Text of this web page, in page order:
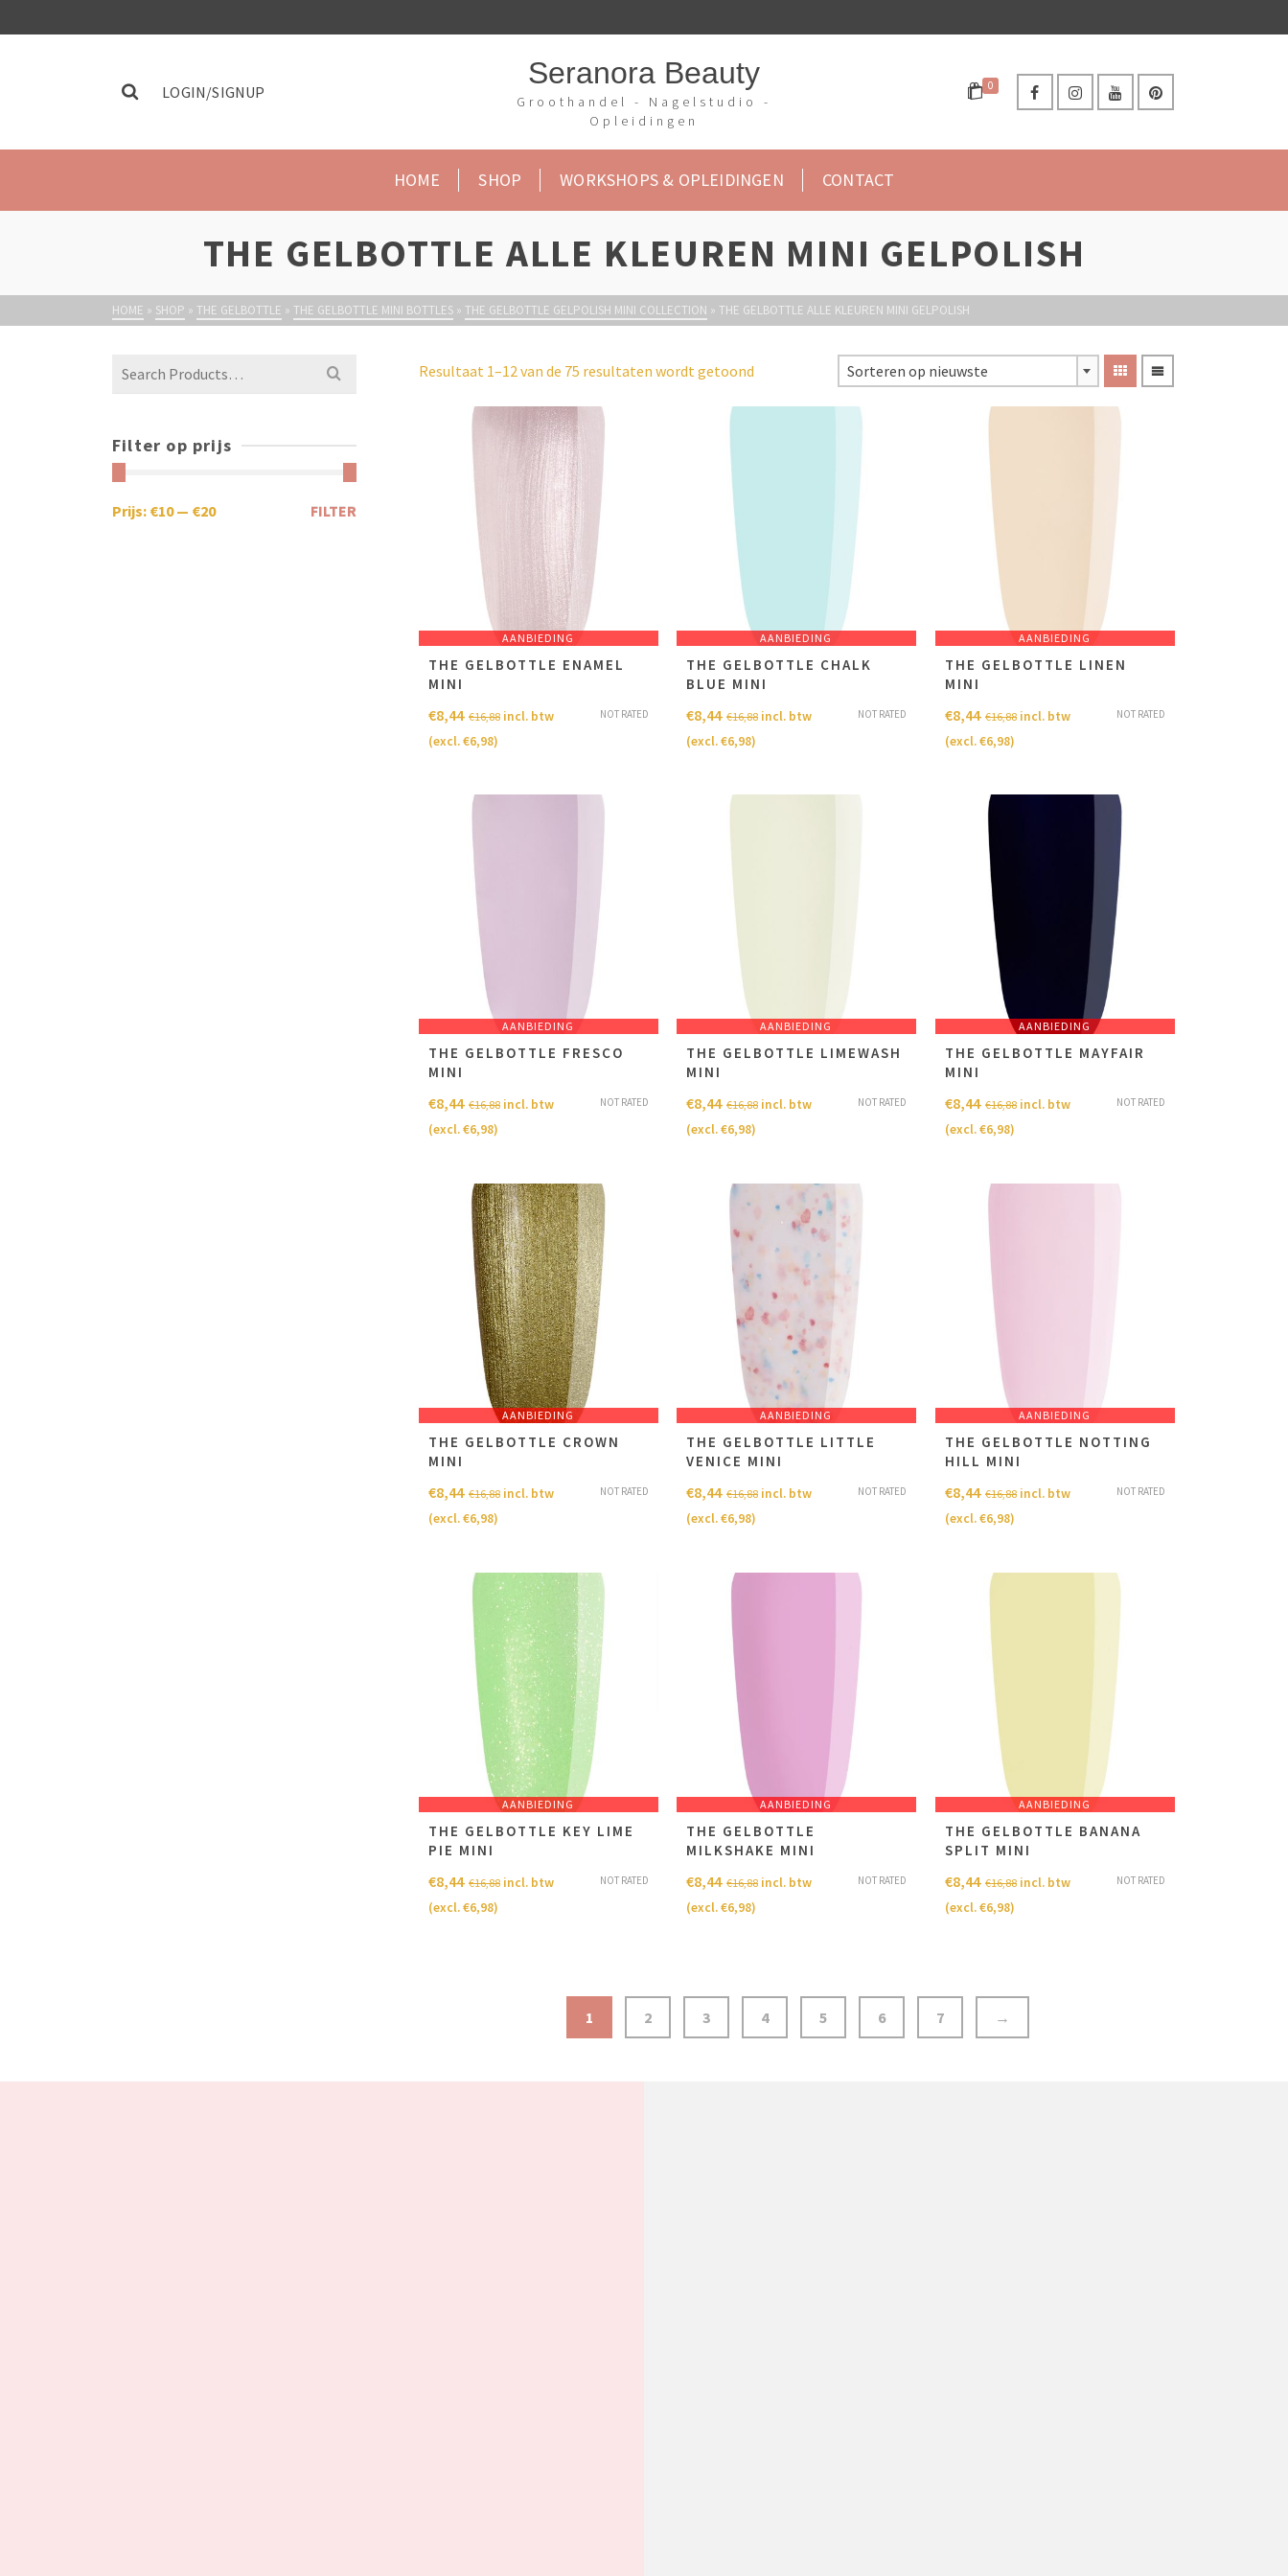
LOGIN/SIGNUP
Seranora Beauty
Groothandel - Nagelstudio -
Opleidingen
0
HOME SHOP WORKSHOPS & OPLEIDINGEN CONTACT
THE GELBOTTLE ALLE KLEUREN MINI GELPOLISH
HOME » SHOP » THE GELBOTTLE » THE GELBOTTLE MINI BOTTLES » THE GELBOTTLE GELPOLISH MINI COLLECTION » THE GELBOTTLE ALLE KLEUREN MINI GELPOLISH
Resultaat 1–12 van de 75 resultaten wordt getoond Sorteren op nieuwste
AANBIEDING
THE GELBOTTLE ENAMEL
MINI
NOT RATED
€16,88
€8,44
incl. btw
(excl.€6,98)
AANBIEDING
THE GELBOTTLE CHALK
BLUE MINI
NOT RATED
€16,88
€8,44
incl. btw
(excl.€6,98)
AANBIEDING
THE GELBOTTLE LINEN
MINI
NOT RATED
€16,88
€8,44
incl. btw
(excl.€6,98)
AANBIEDING
THE GELBOTTLE FRESCO
MINI
NOT RATED
€16,88
€8,44
incl. btw
(excl.€6,98)
AANBIEDING
THE GELBOTTLE LIMEWASH
MINI
NOT RATED
€16,88
€8,44
incl. btw
(excl.€6,98)
AANBIEDING
THE GELBOTTLE MAYFAIR
MINI
NOT RATED
€16,88
€8,44
incl. btw
(excl.€6,98)
AANBIEDING
THE GELBOTTLE CROWN
MINI
NOT RATED
€16,88
€8,44
incl. btw
(excl.€6,98)
AANBIEDING
THE GELBOTTLE LITTLE
VENICE MINI
NOT RATED
€16,88
€8,44
incl. btw
(excl.€6,98)
AANBIEDING
THE GELBOTTLE NOTTING
HILL MINI
NOT RATED
€16,88
€8,44
incl. btw
(excl.€6,98)
AANBIEDING
THE GELBOTTLE KEY LIME
PIE MINI
NOT RATED
€16,88
€8,44
incl. btw
(excl.€6,98)
AANBIEDING
THE GELBOTTLE
MILKSHAKE MINI
NOT RATED
€16,88
€8,44
incl. btw
(excl.€6,98)
AANBIEDING
THE GELBOTTLE BANANA
SPLIT MINI
NOT RATED
€16,88
€8,44
incl. btw
(excl.€6,98)
1 2 3 4 5 6 7 →
Filter op prijs
FILTER
Prijs: €10— €20